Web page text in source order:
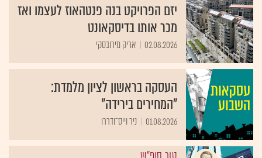
יזם הפרויקט בנה פנטהאוז לעצמו ואז
מכר אותו בדיסקאונט
02.08.2026 אריק מירובסקי
העסקה בראשון לציון מלמדת:
"המחירים בירידה"
01.08.2026 ניר וייס־ודררו